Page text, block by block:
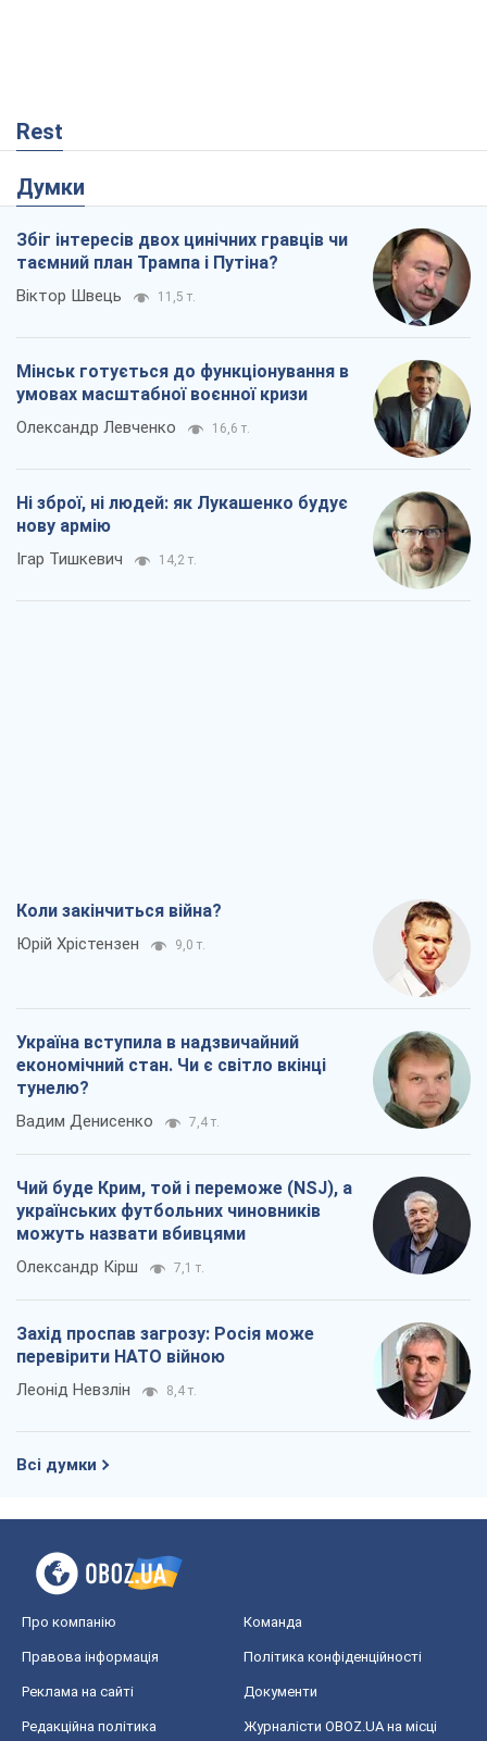
Rest
Думки
Збіг інтересів двох цинічних гравців чи
таємний план Трампа і Путіна?
Віктор Швець 11,5 т.
Мінськ готується до функціонування в
умовах масштабної воєнної кризи
Олександр Левченко 16,6 т.
Ні зброї, ні людей: як Лукашенко будує
нову армію
Ігар Тишкевич 14,2 т.
Коли закінчиться війна?
Юрій Хрістензен 9,0 т.
Україна вступила в надзвичайний
економічний стан. Чи є світло вкінці
тунелю?
Вадим Денисенко 7,4 т.
Чий буде Крим, той і переможе (NSJ), а
українських футбольних чиновників
можуть назвати вбивцями
Олександр Кірш 7,1 т.
Захід проспав загрозу: Росія може
перевірити НАТО війною
Леонід Невзлін 8,4 т.
Всі думки
Про компанію Команда
Правова інформація Політика конфіденційності
Реклама на сайті Документи
Редакційна політика
Журналісти OBOZ.UA на місці